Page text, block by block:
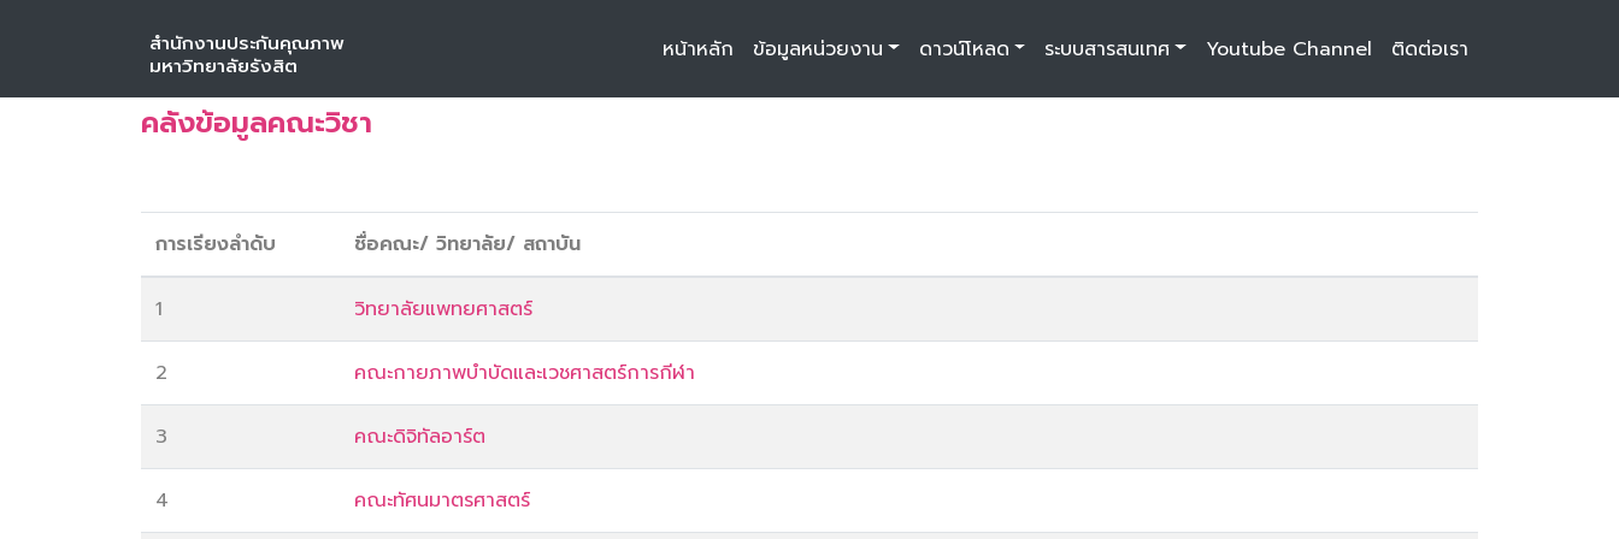
สำนักงานประกันคุณภาพ
มหาวิทยาลัยรังสิต
หน้าหลัก ข้อมูลหน่วยงาน ดาวน์โหลด ระบบสารสนเทศ Youtube Channel ติดต่อเรา
หน้าหลัก คลังข้อมูลคณะวิชา
คลังข้อมูลคณะวิชา
การเรียงลำดับ ชื่อคณะ/ วิทยาลัย/ สถาบัน
1 วิทยาลัยแพทยศาสตร์
2 คณะกายภาพบำบัดและเวชศาสตร์การกีฬา
3 คณะดิจิทัลอาร์ต
4 คณะทัศนมาตรศาสตร์